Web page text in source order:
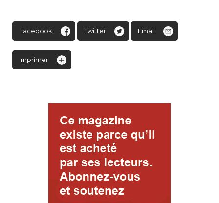
Facebook Twitter Email
Imprimer